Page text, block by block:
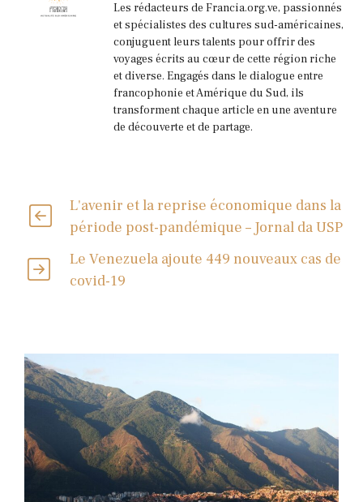
Les rédacteurs de Francia.org.ve, passionnés
et spécialistes des cultures sud-américaines,
conjuguent leurs talents pour offrir des
voyages écrits au cœur de cette région riche
et diverse. Engagés dans le dialogue entre
francophonie et Amérique du Sud, ils
transforment chaque article en une aventure
de découverte et de partage.
L'avenir et la reprise économique dans la
période post-pandémique – Jornal da USP
Le Venezuela ajoute 449 nouveaux cas de
covid-19